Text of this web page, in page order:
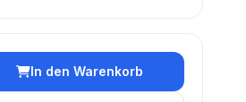
In den Warenkorb